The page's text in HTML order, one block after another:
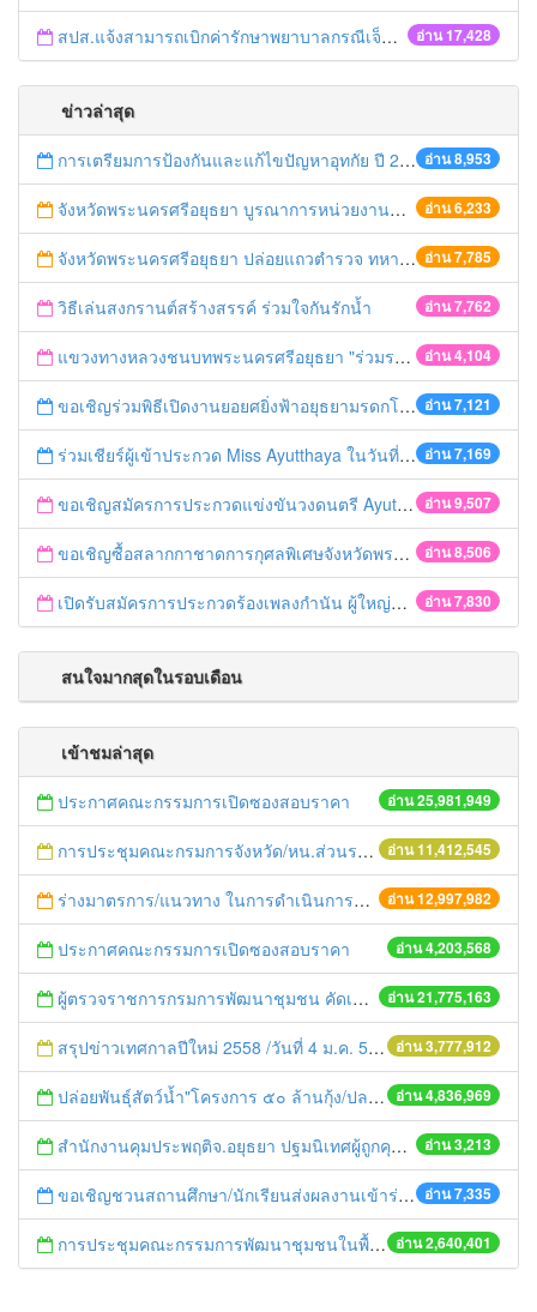
อ่าน 17,428
สปส.แจ้งสามารถเบิกค่ารักษาพยาบาลกรณีเจ็บป่วยฉุกเฉินคืนได้ 2 ช่องทาง ทั้งประกันชีวิตและสิทธิประกันสังคม
ข่าวล่าสุด
อ่าน 8,953
การเตรียมการป้องกันและแก้ไขปัญหาอุทกัย ปี 2561
อ่าน 6,233
จังหวัดพระนครศรีอยุธยา บูรณาการหน่วยงานที่เกี่ยวข้อง ลงพื้นที่จัดระเบียบและดำเนินมาตรการตามบทลงโทษสูงสุดกับผู้ประกอบการร้านค้าที่ยังฝ่าฝืนตั้งร้านค้ารุกล้ำเขตพื้นที่ทางหลวง เตรียมความปลอดภัยก่อนเทศกาลสงกรานต์
อ่าน 7,785
จังหวัดพระนครศรีอยุธยา ปล่อยแถวตำรวจ ทหาร ฝ่ายปกครอง กว่า 100 นาย ตรวจเข้มท่ารถสาธารณะ สถานีขนส่งรถโดยสาร วินรถตู้ และสถานีรถไฟ เตรียมรับมือเทศกาลสงกรานต์
อ่าน 7,762
วิธีเล่นสงกรานต์สร้างสรรค์ ร่วมใจกันรักน้ำ
อ่าน 4,104
แขวงทางหลวงชนบทพระนครศรีอยุธยา "ร่วมรณรงค์ ขับช้า เปิดไฟหน้า คาดเข็มขัด" เทศกาลสงกรานต์ ปี 2561
อ่าน 7,121
ขอเชิญร่วมพิธีเปิดงานยอยศยิ่งฟ้าอยุธยามรดกโลก
อ่าน 7,169
ร่วมเชียร์ผู้เข้าประกวด Miss Ayutthaya ในวันที่ 15 ธันวาคม 2560
อ่าน 9,507
ขอเชิญสมัครการประกวดแข่งขันวงดนตรี Ayutthaya battle of the bands
อ่าน 8,506
ขอเชิญซื้อสลากกาชาดการกุศลพิเศษจังหวัดพระนครศรีอยุธยา 2560
อ่าน 7,830
เปิดรับสมัครการประกวดร้องเพลงกำนัน ผู้ใหญ่บ้าน ฯลฯ
สนใจมากสุดในรอบเดือน
เข้าชมล่าสุด
อ่าน 25,981,949
ประกาศคณะกรรมการเปิดซองสอบราคา
อ่าน 11,412,545
การประชุมคณะกรมการจังหวัด/หน.ส่วนราชการประจำเดือน มิถุนายน 2558
อ่าน 12,997,982
ร่างมาตรการ/แนวทาง ในการดำเนินการประกอบการตรวจราชการแบบบูรณาการ
อ่าน 4,203,568
ประกาศคณะกรรมการเปิดซองสอบราคา
อ่าน 21,775,163
ผู้ตรวจราชการกรมการพัฒนาชุมชน คัดเลือกข้าราชการและลูกจ้างดีเด่น และหน่วยงานพัฒนาชุมชนใสสะอาด ประจำปี ๒๕๕๔
อ่าน 3,777,912
สรุปข่าวเทศกาลปีใหม่ 2558 /วันที่ 4 ม.ค. 58
อ่าน 4,836,969
ปล่อยพันธุ์สัตว์น้ำ"โครงการ ๕๐ ล้านกุ้ง/ปลา ฟื้นชีวิตใหม่ให้เจ้าพระยา
อ่าน 3,213
สำนักงานคุมประพฤติจ.อยุธยา ปฐมนิเทศผู้ถูกคุมประพฤติประจำเดือน
อ่าน 7,335
ขอเชิญชวนสถานศึกษา/นักเรียนส่งผลงานเข้าร่วมโครงการประกวดบทละครส่งเสริมค่านิยมหลัก ๑๒ ประการ
อ่าน 2,640,401
การประชุมคณะกรรมการพัฒนาชุมชนในพื้นที่รอบโรงไฟฟ้า (คพรฟ.) ครั้งที่ 2/2558 กองทุนพัฒนาไฟฟ้าบริษัท โรจนะเพาเวอร์ จำกัด